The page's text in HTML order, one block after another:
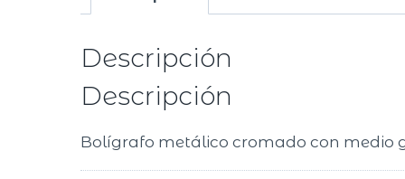
Descripción
Descripción
Bolígrafo metálico cromado con medio